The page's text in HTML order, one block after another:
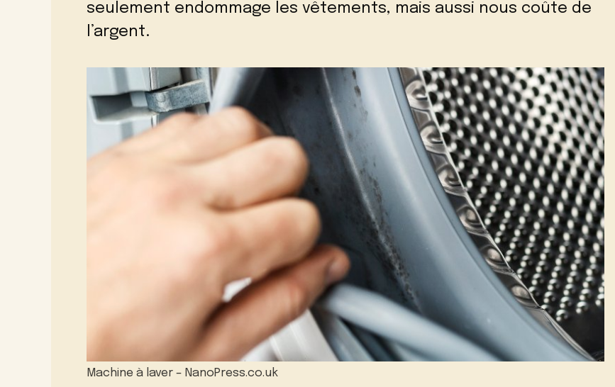
seulement endommage les vêtements, mais aussi nous coûte de
l’argent.
Machine à laver – NanoPress.co.uk